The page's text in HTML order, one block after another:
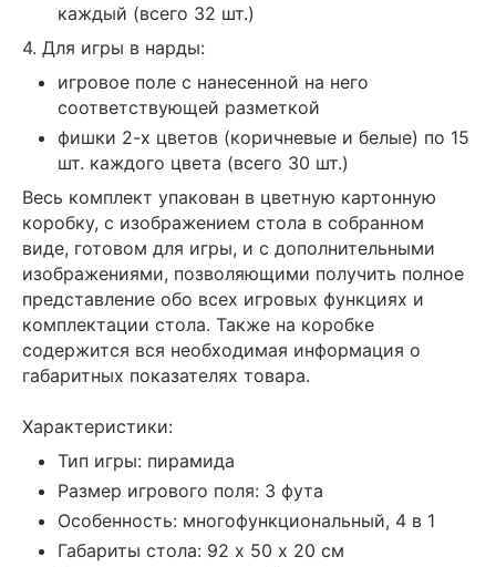
каждый (всего 32 шт.)
4. Для игры в нарды:
игровое поле с нанесенной на него
соответствующей разметкой
фишки 2-х цветов (коричневые и белые) по 15
шт. каждого цвета (всего 30 шт.)
Весь комплект упакован в цветную картонную
коробку, с изображением стола в собранном
виде, готовом для игры, и с дополнительными
изображениями, позволяющими получить полное
представление обо всех игровых функциях и
комплектации стола. Также на коробке
содержится вся необходимая информация о
габаритных показателях товара.
Характеристики:
Тип игры: пирамида
Размер игрового поля: 3 фута
Особенность: многофункциональный, 4 в 1
Габариты стола: 92 х 50 х 20 см